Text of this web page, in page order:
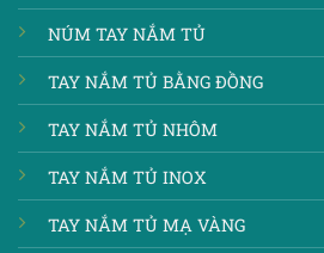
NÚM TAY NẮM TỦ
TAY NẮM TỦ BẰNG ĐỒNG
TAY NẮM TỦ NHÔM
TAY NẮM TỦ INOX
TAY NẮM TỦ MẠ VÀNG